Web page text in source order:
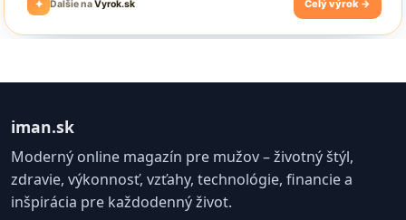
iman.sk
Moderný online magazín pre mužov – životný štýl,
zdravie, výkonnosť, vzťahy, technológie, financie a
inšpirácia pre každodenný život.